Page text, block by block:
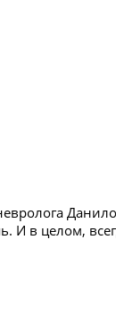
И в целом,